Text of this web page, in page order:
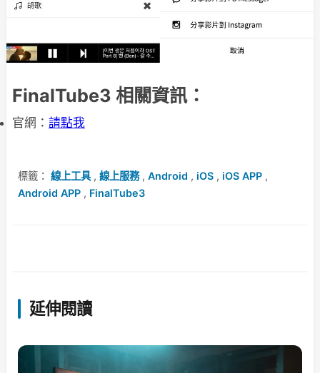
FinalTube3 相關資訊：
官網： 請點我
標籤： 線上工具, 線上服務, Android , iOS , iOS APP ,
Android APP , FinalTube3
延伸閱讀